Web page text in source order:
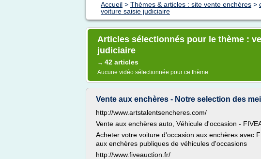
Accueil > Thèmes & articles : site vente enchères >
voiture saisie judiciaire
Articles sélectionnés pour le thème :
judiciaire
→ 42 articles
Aucune vidéo sélectionnée pour ce thème
Vente aux enchères - Notre selection des
http://www.artstalentsencheres.com/
Vente aux enchères auto, Véhicule d'occasion -
Acheter votre voiture d'occasion aux enchères avec
aux enchères publiques de véhicules d'occasions
http://www.fiveauction.fr/